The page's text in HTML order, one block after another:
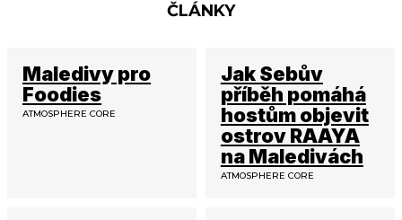
ČLÁNKY
Maledivy pro
Foodies
ATMOSPHERE CORE
Jak Sebův
příběh pomáhá
hostům objevit
ostrov RAAYA
na Maledivách
ATMOSPHERE CORE